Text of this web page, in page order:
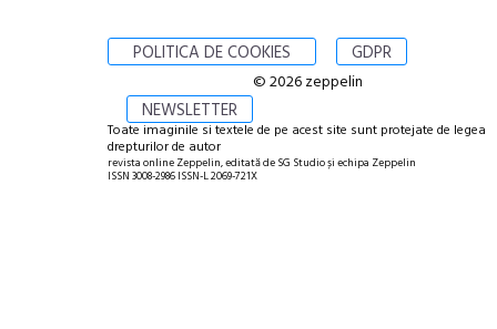
POLITICA DE COOKIES GDPR
NEWSLETTER
© 2026 zeppelin
Toate imaginile si textele de pe acest site sunt protejate de legea
drepturilor de autor
revista online Zeppelin, editată de SG Studio și echipa Zeppelin
ISSN 3008-2986 ISSN-L 2069-721X